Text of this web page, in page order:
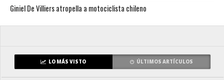
Giniel De Villiers atropella a motociclista chileno
LO MÁS VISTO ÚLTIMOS ARTÍCULOS